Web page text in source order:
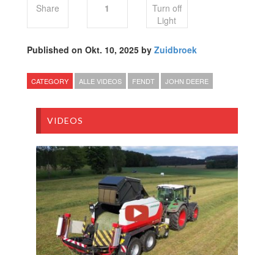
Share 1
Turn off
Light
Published on Okt. 10, 2025 by Zuidbroek
CATEGORY ALLE VIDEOS FENDT JOHN DEERE
VIDEOS